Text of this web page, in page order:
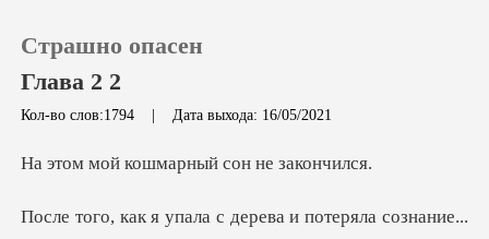
Пополнить
Страшно опасен
Глава 2 2
Кол-во слов:1794 | Дата выхода: 16/05/2021
ошмарный сон
сознание...